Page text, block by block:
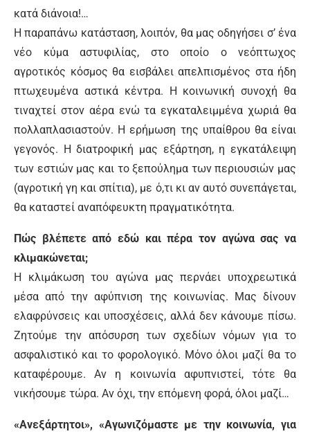
κατά διάνοια!…
Η παραπάνω κατάσταση, λοιπόν, θα μας οδηγήσει σ’ ένα
νέο κύμα αστυφιλίας, στο οποίο ο νεόπτωχος
αγροτικός κόσμος θα εισβάλει απελπισμένος στα ήδη
πτωχευμένα αστικά κέντρα. Η κοινωνική συνοχή θα
τιναχτεί στον αέρα ενώ τα εγκαταλειμμένα χωριά θα
πολλαπλασιαστούν. Η ερήμωση της υπαίθρου θα είναι
γεγονός. Η διατροφική μας εξάρτηση, η εγκατάλειψη
των εστιών μας και το ξεπούλημα των περιουσιών μας
(αγροτική γη και σπίτια), με ό,τι κι αν αυτό συνεπάγεται,
θα καταστεί αναπόφευκτη πραγματικότητα.
Πώς βλέπετε από εδώ και πέρα τον αγώνα σας να
κλιμακώνεται;
Η κλιμάκωση του αγώνα μας περνάει υποχρεωτικά
μέσα από την αφύπνιση της κοινωνίας. Μας δίνουν
ελαφρύνσεις και υποσχέσεις, αλλά δεν κάνουμε πίσω.
Ζητούμε την απόσυρση των σχεδίων νόμων για το
ασφαλιστικό και το φορολογικό. Μόνο όλοι μαζί θα το
καταφέρουμε. Αν η κοινωνία αφυπνιστεί, τότε θα
νικήσουμε τώρα. Αν όχι, την επόμενη φορά, όλοι μαζί…
«Ανεξάρτητοι», «Αγωνιζόμαστε με την κοινωνία, για